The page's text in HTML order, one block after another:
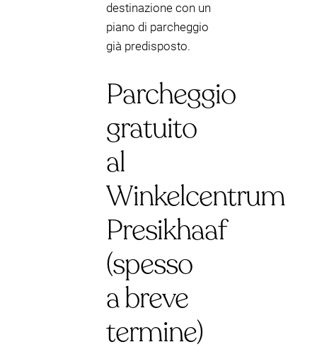
destinazione con un
piano di parcheggio
già predisposto.
Parcheggio
gratuito
al
Winkelcentrum
Presikhaaf
(spesso
a breve
termine)